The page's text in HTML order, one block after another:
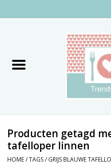
Decoratie
Keukengerei
Producten getagd
tafelloper linnen
HOME/TAGS/ GRIJS BLAUWE